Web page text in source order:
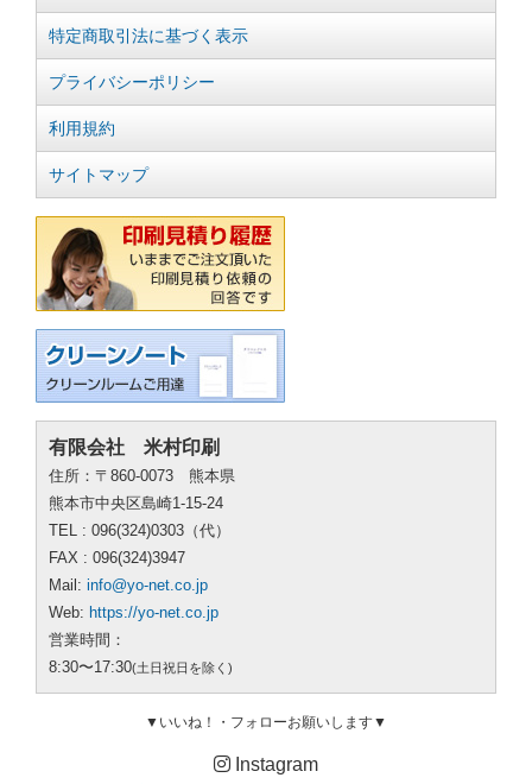
特定商取引法に基づく表示
プライバシーポリシー
利用規約
サイトマップ
有限会社 米村印刷
住所：〒860-0073 熊本県
熊本市中央区島崎1-15-24
TEL : 096(324)0303（代）
FAX : 096(324)3947
Mail: info@yo-net.co.jp
Web: https://yo-net.co.jp
営業時間：
8:30〜17:30(土日祝日を除く)
▼いいね！・フォローお願いします▼
Instagram